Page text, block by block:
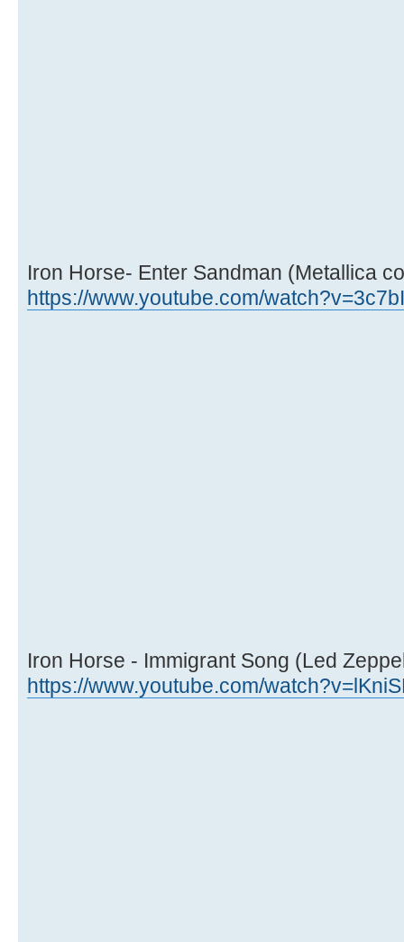
Iron Horse- Enter Sandman (Metallica
https://www.youtube.com/
Iron Horse - Immigrant Song (Led
https://www.youtube.com/